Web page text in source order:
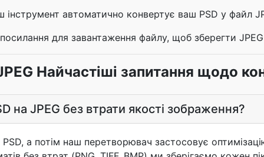
інструмент автоматично конвертує ваш PSD у файл
для завантаження файлу, щоб зберегти
Найчастіші запитання щодо
на JPEG без втрати якості зображення?
а потім наш перетворювач застосовує